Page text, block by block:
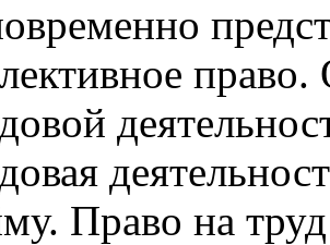
Право на